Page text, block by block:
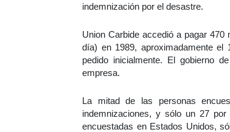
indemnización por el desastre.
Union Carbide accedió a pagar 470
día) en 1989, aproximadamente
pedido inicialmente. El gobierno
empresa.
La mitad de las personas
indemnizaciones, y sólo un 27
encuestadas en Estados Unidos,